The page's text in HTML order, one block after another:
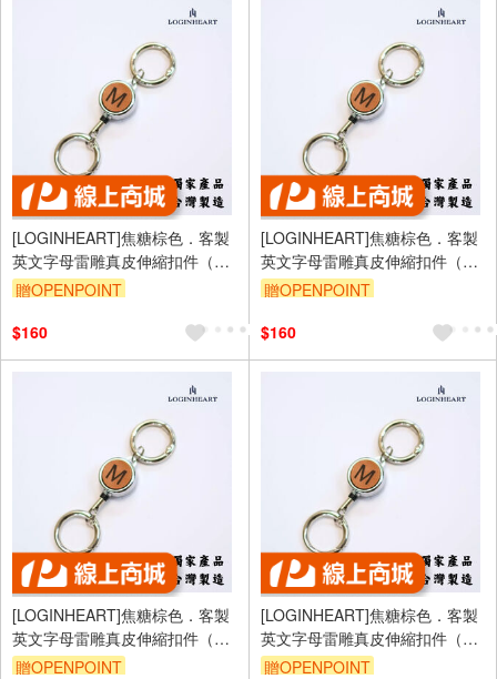
[LOGINHEART]焦糖棕色．客製
英文字母雷雕真皮伸縮扣件（A-
Z擇一）台灣製/雷射雕刻/證件伸
贈OPENPOINT
$160
[LOGINHEART]焦糖棕色．客製
英文字母雷雕真皮伸縮扣件（A-
Z擇一）台灣製/雷射雕刻/證件伸
贈OPENPOINT
$160
[LOGINHEART]焦糖棕色．客製
英文字母雷雕真皮伸縮扣件（A-
Z擇一）台灣製/雷射雕刻/證件伸
贈OPENPOINT
[LOGINHEART]焦糖棕色．客製
英文字母雷雕真皮伸縮扣件（A-
Z擇一）台灣製/雷射雕刻/證件伸
贈OPENPOINT